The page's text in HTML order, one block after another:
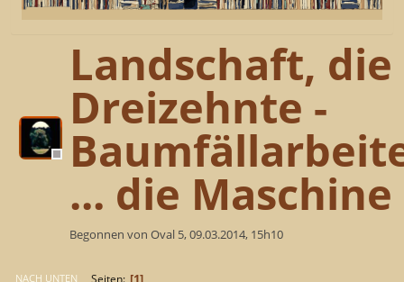
Landschaft, die
Dreizehnte -
... die Maschine
Begonnen von Oval 5, 09.03.2014, 15h10
NACH UNTEN Seiten 1